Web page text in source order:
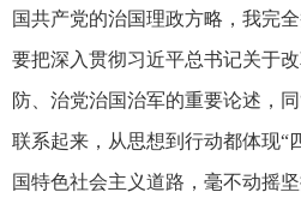
国共产党的治国理政方略，我完
要把深入贯彻习近平总书记关于
防、治党治国治军的重要论述，
联系起来，从思想到行动都体现“
国特色社会主义道路，毫不动摇